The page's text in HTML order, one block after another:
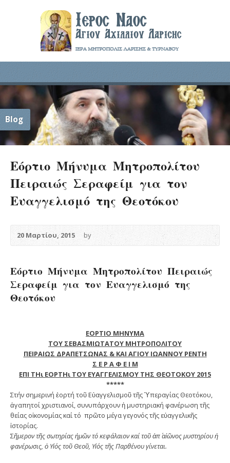
Blog
Εόρτιο Μήνυμα Μητροπολίτου
Πειραιώς Σεραφείμ για τον
Ευαγγελισμό της Θεοτόκου
20 Μαρτίου, 2015 by
Εόρτιο Μήνυμα Μητροπολίτου Πειραιώς
Σεραφείμ για τον Ευαγγελισμό της
Θεοτόκου
ΕΟΡΤΙΟ ΜΗΝΥΜΑ
ΤΟΥ ΣΕΒΑΣΜΙΩΤΑΤΟΥ ΜΗΤΡΟΠΟΛΙΤΟΥ
ΠΕΙΡΑΙΩΣ ΔΡΑΠΕΤΣΩΝΑΣ & ΚΑΙ ΑΓΙΟΥ ΙΩΑΝΝΟΥ ΡΕΝΤΗ
Σ Ε Ρ Α Φ Ε Ι Μ
ΕΠΙ ΤΗι ΕΟΡΤΗι ΤΟΥ ΕΥΑΓΓΕΛΙΣΜΟΥ ΤΗΣ ΘΕΟΤΟΚΟΥ 2015
*****
Στήν σημερινή ἑορτή τοῦ Εὐαγγελισμοῦ τῆς Ὑπεραγίας Θεοτόκου,
ἀγαπητοί χριστιανοί, συνυπάρχουν ἡ μυστηριακή φανέρωση τῆς
θείας οἰκονομίας καί τό πρῶτο μέγα γεγονός τῆς εὐαγγελικῆς
ἱστορίας.
Σῆμερον τῆς σωτηρίας ἡμῶν τό κεφάλαιον καί τοῦ ἀπ΄ αἰῶνος μυστηρίου ἡ
φανέρωσις, ὁ Υἱός τοῦ Θεοῦ, Υἱός τῆς Παρθένου γίνεται.